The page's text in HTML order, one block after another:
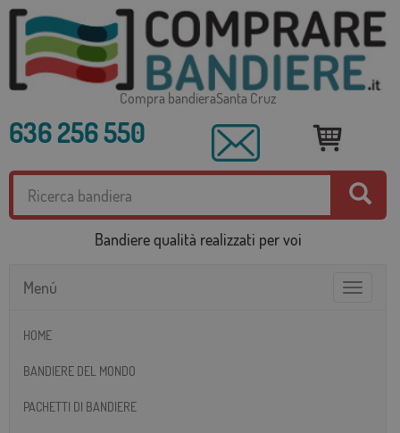
Compra bandieraSanta Cruz
636 256 550
Bandiere qualità realizzati per voi
Toggle
Menú
HOME
BANDIERE DEL MONDO
PACHETTI DI BANDIERE